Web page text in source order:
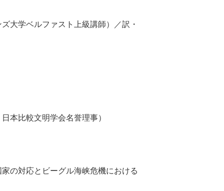
大学ベルファスト上級講師）／訳・
本比較文明学会名誉理事）
対応とビーグル海峡危機における